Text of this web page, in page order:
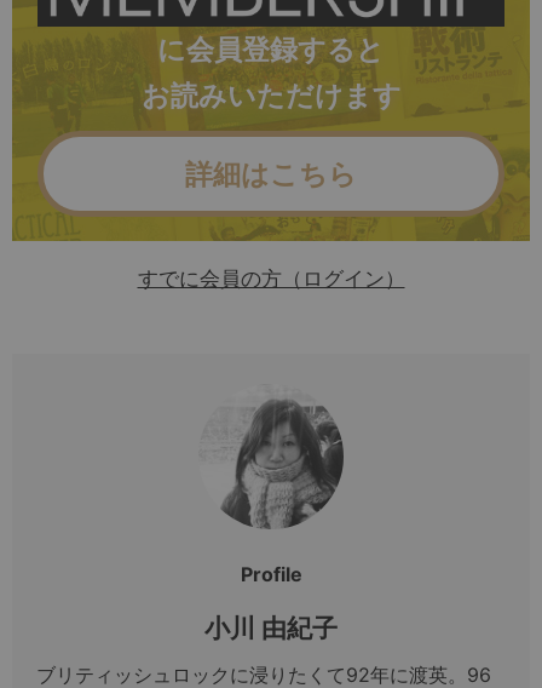
に会員登録すると
お読みいただけます
詳細はこちら
すでに会員の方（ログイン）
Profile
小川 由紀子
ブリティッシュロックに浸りたくて92年に渡英。96